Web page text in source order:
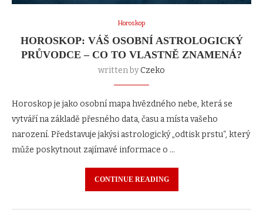
Horoskop
HOROSKOP: VÁŠ OSOBNÍ ASTROLOGICKÝ
PRŮVODCE – CO TO VLASTNĚ ZNAMENÁ?
written byCzeko
Horoskop je jako osobní mapa hvězdného nebe, která se
vytváří na základě přesného data, času a místa vašeho
narození. Představuje jakýsi astrologický „odtisk prstu“, který
může poskytnout zajímavé informace o …
CONTINUE READING